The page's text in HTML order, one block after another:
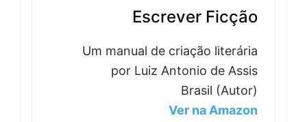
Escrever Ficção
Um manual de criação literária
por Luiz Antonio de Assis
Brasil (Autor)
Ver na Amazon